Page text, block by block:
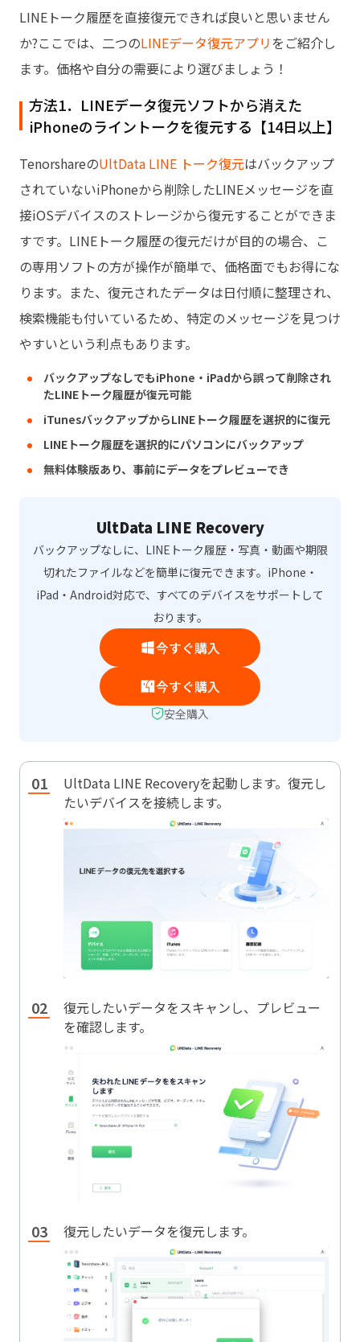
LINEトーク履歴を直接復元できれば良いと思いません
か?ここでは、二つのLINEデータ復元アプリ をご紹介し
ます。価格や自分の需要により選びましょう！
方法1．LINEデータ復元ソフトから消えた
iPhoneのライントークを復元する【14日以上】
TenorshareのUltData LINE トーク復元はバックアップ
されていないiPhoneから削除したLINEメッセージを直
接iOSデバイスのストレージから復元することができま
すです。LINEトーク履歴の復元だけが目的の場合、こ
の専用ソフトの方が操作が簡単で、価格面でもお得にな
ります。また、復元されたデータは日付順に整理され、
検索機能も付いているため、特定のメッセージを見つけ
やすいという利点もあります。
バックアップなしでもiPhone・iPadから誤って削除され
たLINEトーク履歴が復元可能
iTunesバックアップからLINEトーク履歴を選択的に復元
LINEトーク履歴を選択的にパソコンにバックアップ
無料体験版あり、事前にデータをプレビューでき
UltData LINE Recovery
バックアップなしに、LINEトーク履歴・写真・動画や期限
切れたファイルなどを簡単に復元できます。iPhone・
iPad・Android対応で、すべてのデバイスをサポートして
おります。
今すぐ購入
今すぐ購入
安全購入
UltData LINE Recoveryを起動します。復元し
たいデバイスを接続します。
復元したいデータをスキャンし、プレビュー
を確認します。
復元したいデータを復元します。